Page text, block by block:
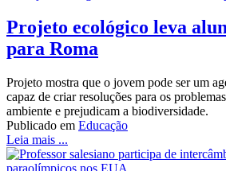
Projeto ecológico leva
para Roma
Projeto mostra que o jovem pode ser um
capaz de criar resoluções para os
ambiente e prejudicam a biodiversidade.
Publicado em Educação
Leia mais ...